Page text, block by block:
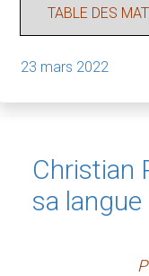
TABLE DES
23 mars 2022
Christian
sa langue